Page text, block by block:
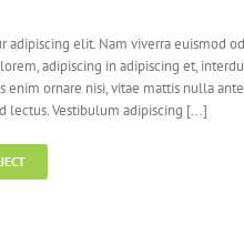
adipiscing elit. Nam viverra euismod
adipiscing in adipiscing et,
ornare nisi, vitae mattis nulla
Vestibulum adipiscing [...]